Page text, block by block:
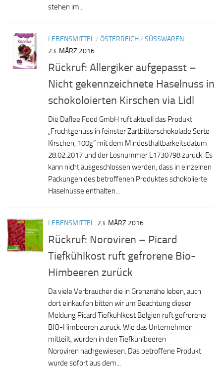
stehen im...
LEBENSMITTEL/ ÖSTERREICH/ SÜSSWAREN
23. MÄRZ 2016
Rückruf: Allergiker aufgepasst –
Nicht gekennzeichnete Haselnuss in
schokoloierten Kirschen via Lidl
Die Daflee Food GmbH ruft aktuell das Produkt
„Fruchtgenuss in feinster Zartbitterschokolade Sorte
Kirschen, 100g“ mit dem Mindesthaltbarkeitsdatum
28.02.2017 und der Losnummer L1730798 zurück. Es
kann nicht ausgeschlossen werden, dass in einzelnen
Packungen des betroffenen Produktes schokolierte
Haselnüsse enthalten...
LEBENSMITTEL 23. MÄRZ 2016
Rückruf: Noroviren – Picard
Tiefkühlkost ruft gefrorene Bio-
Himbeeren zurück
Da viele Verbraucher die in Grenznähe leben, auch
dort einkaufen bitten wir um Beachtung dieser
Meldung Picard Tiefkühlkost Belgien ruft gefrorene
BIO-Himbeeren zurück. Wie das Unternehmen
mitteilt, wurden in den Tiefkühlbeeren
Noroviren nachgewiesen. Das betroffene Produkt
wurde sofort aus dem...